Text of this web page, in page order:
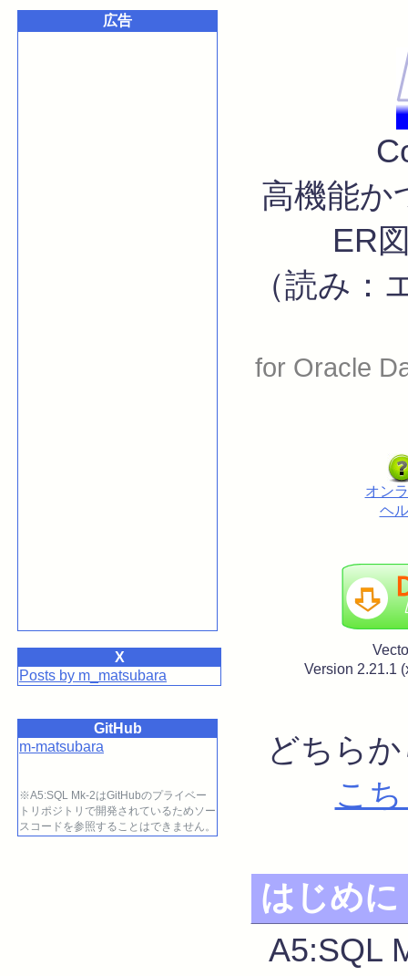
広告
X
Posts by m_matsubara
GitHub
m-matsubara
※A5:SQL Mk-2はGitHubのプライベー
トリポジトリで開発されているためソー
スコードを参照することはできません。
高機能か
ER
（読み
for Oracle
オン
ヘ
Version 2.21.1
どちら
こ
はじめに
A5:SQL